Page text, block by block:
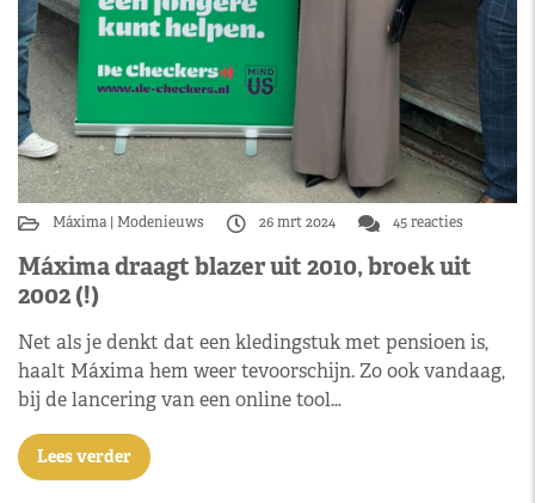
Máxima Modenieuws 26 mrt 2024 45 reacties
Máxima draagt blazer uit 2010, broek uit
2002 (!)
Net als je denkt dat een kledingstuk met pensioen is,
haalt Máxima hem weer tevoorschijn. Zo ook vandaag,
bij de lancering van een online tool…
Lees verder